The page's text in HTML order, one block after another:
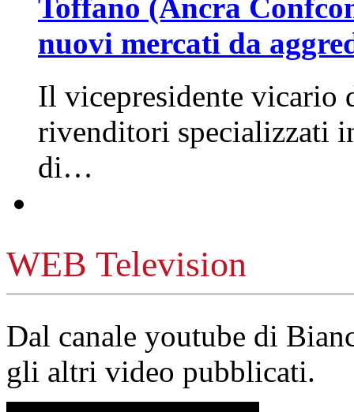
Toffano (Ancra
nuovi mercati da
Il vicepresidente vicario
rivenditori specializzati
di…
WEB Television
Dal canale youtube di
gli altri video pubblicati.